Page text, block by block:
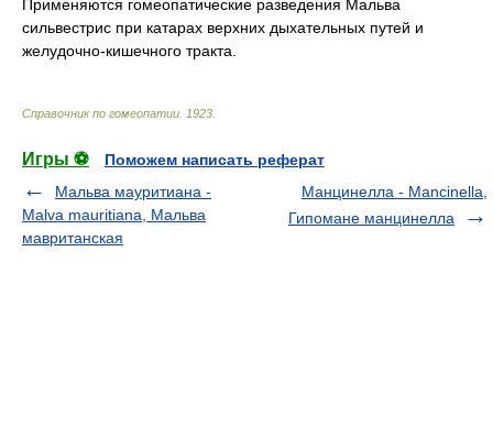
Применяются гомеопатические разведения Мальва
сильвестрис при катарах верхних дыхательных путей и
желудочно-кишечного тракта.
Справочник по гомеопатии 1923
Игры ⚽
Поможем написать реферат
Мальва мауритиана -
Malva mauritiana, Мальва
мавританская
Манцинелла - Mancinella,
Гипомане манцинелла